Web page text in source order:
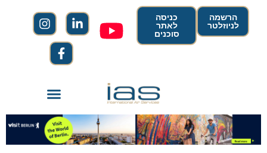
הרשמה
לניוזלטר
כניסה
לאתר
סוכנים